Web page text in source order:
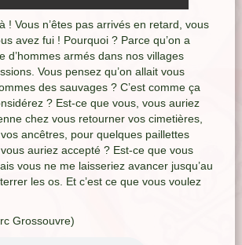
! Vous n’êtes pas arrivés en retard, vous
avez fui ! Pourquoi ? Parce qu’on a
d’hommes armés dans nos villages
Vous pensez qu’on allait vous
des sauvages ? C’est comme ça
? Est-ce que vous, vous auriez
chez vous retourner vos cimetières,
ancêtres, pour quelques paillettes
auriez accepté ? Est-ce que vous
vous ne me laisseriez avancer jusqu’au
les os. Et c’est ce que vous voulez
Grossouvre)